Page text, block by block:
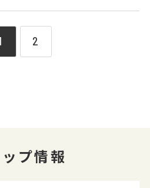
2
プ情報